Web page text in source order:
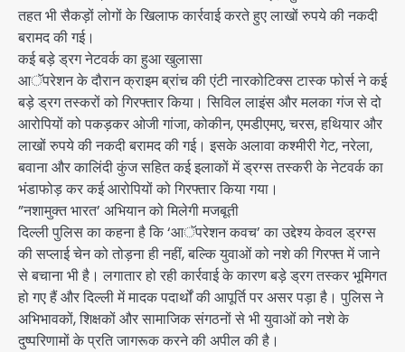
तहत भी सैकड़ों लोगों के खिलाफ कार्रवाई करते हुए लाखों रुपये की नकदी
बरामद की गई।
कई बड़े ड्रग नेटवर्क का हुआ खुलासा
आॅपरेशन के दौरान क्राइम ब्रांच की एंटी नारकोटिक्स टास्क फोर्स ने कई
बड़े ड्रग तस्करों को गिरफ्तार किया। सिविल लाइंस और मलका गंज से दो
आरोपियों को पकड़कर ओजी गांजा, कोकीन, एमडीएमए, चरस, हथियार और
लाखों रुपये की नकदी बरामद की गई। इसके अलावा कश्मीरी गेट, नरेला,
बवाना और कालिंदी कुंज सहित कई इलाकों में ड्रग्स तस्करी के नेटवर्क का
भंडाफोड़ कर कई आरोपियों को गिरफ्तार किया गया।
”नशामुक्त भारत’ अभियान को मिलेगी मजबूती
दिल्ली पुलिस का कहना है कि ‘आॅपरेशन कवच’ का उद्देश्य केवल ड्रग्स
की सप्लाई चेन को तोड़ना ही नहीं, बल्कि युवाओं को नशे की गिरफ्त में जाने
से बचाना भी है। लगातार हो रही कार्रवाई के कारण बड़े ड्रग तस्कर भूमिगत
हो गए हैं और दिल्ली में मादक पदार्थों की आपूर्ति पर असर पड़ा है। पुलिस ने
अभिभावकों, शिक्षकों और सामाजिक संगठनों से भी युवाओं को नशे के
दुष्परिणामों के प्रति जागरूक करने की अपील की है।